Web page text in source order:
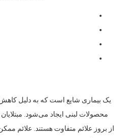
یک بیماری شایع است که به دلیل کاهش
محصولات لبنی ایجاد می‌شود.
از بروز علائم متفاوت هستند. علائم